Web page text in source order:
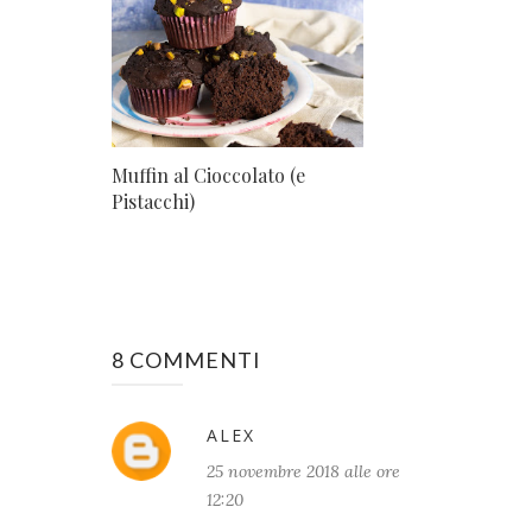
Muffin al Cioccolato (e
Pistacchi)
8 COMMENTI
ALEX
25 novembre 2018 alle ore
12:20